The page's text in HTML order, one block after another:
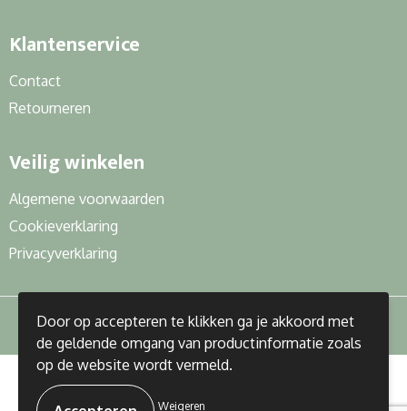
Klantenservice
Contact
Retourneren
Veilig winkelen
Algemene voorwaarden
Cookieverklaring
Privacyverklaring
© Copyright J&R Gifts 2023
Door op accepteren te klikken ga je akkoord met
de geldende omgang van productinformatie zoals
op de website wordt vermeld.
Weigeren